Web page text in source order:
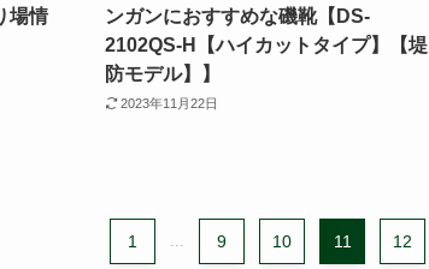
場情
ンガンにおすすめな磯靴【DS-
2102QS-H【ハイカットタイプ】【堤
防モデル】】
2023年11月22日
1 ... 9 10 11 12